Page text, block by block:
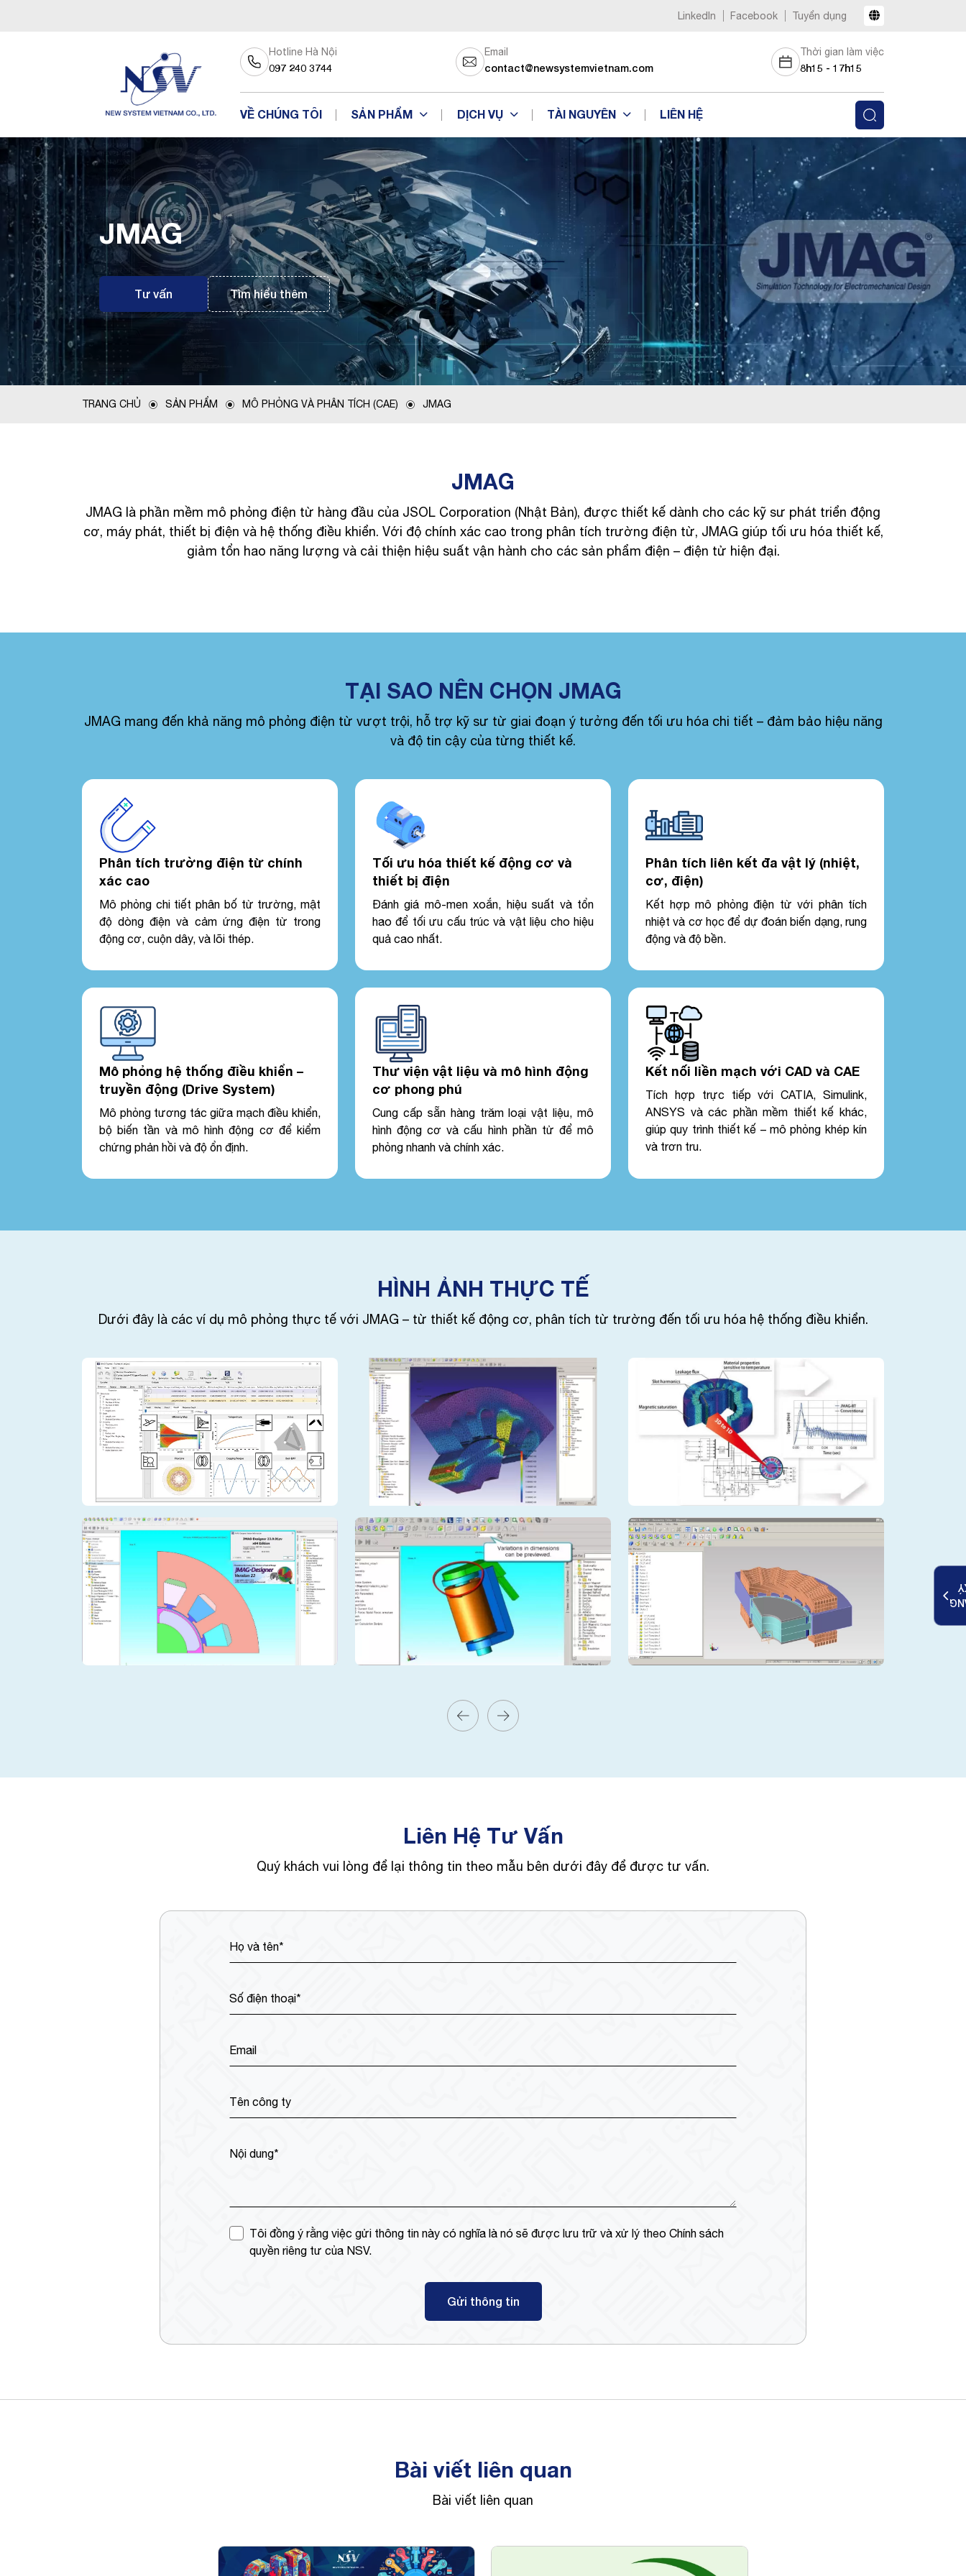
LinkedIn Facebook Tuyển dụng
Hotline Hà Nội
097 240 3744
Email
contact@newsystemvietnam.com
Thời gian làm việc
8h15 - 17h15
VỀ CHÚNG TÔI SẢN PHẨM DỊCH VỤ TÀI NGUYÊN LIÊN HỆ
JMAG
Tư vấn Tìm hiểu thêm
TRANG CHỦ SẢN PHẨM MÔ PHỎNG VÀ PHÂN TÍCH (CAE) JMAG
JMAG
JMAG là phần mềm mô phỏng điện từ hàng đầu của JSOL Corporation (Nhật Bản), được thiết kế dành cho các kỹ sư phát triển động
cơ, máy phát, thiết bị điện và hệ thống điều khiển. Với độ chính xác cao trong phân tích trường điện từ, JMAG giúp tối ưu hóa thiết kế,
giảm tổn hao năng lượng và cải thiện hiệu suất vận hành cho các sản phẩm điện – điện tử hiện đại.
TẠI SAO NÊN CHỌN JMAG
JMAG mang đến khả năng mô phỏng điện từ vượt trội, hỗ trợ kỹ sư từ giai đoạn ý tưởng đến tối ưu hóa chi tiết – đảm bảo hiệu năng
và độ tin cậy của từng thiết kế.
Phân tích trường điện từ chính
xác cao
Mô phỏng chi tiết phân bố từ trường, mật
độ dòng điện và cảm ứng điện từ trong
động cơ, cuộn dây, và lõi thép.
Tối ưu hóa thiết kế động cơ và
thiết bị điện
Đánh giá mô-men xoắn, hiệu suất và tổn
hao để tối ưu cấu trúc và vật liệu cho hiệu
quả cao nhất.
Phân tích liên kết đa vật lý (nhiệt,
cơ, điện)
Kết hợp mô phỏng điện từ với phân tích
nhiệt và cơ học để dự đoán biến dạng, rung
động và độ bền.
Mô phỏng hệ thống điều khiển –
truyền động (Drive System)
Mô phỏng tương tác giữa mạch điều khiển,
bộ biến tần và mô hình động cơ để kiểm
chứng phản hồi và độ ổn định.
Thư viện vật liệu và mô hình động
cơ phong phú
Cung cấp sẵn hàng trăm loại vật liệu, mô
hình động cơ và cấu hình phần tử để mô
phỏng nhanh và chính xác.
Kết nối liền mạch với CAD và CAE
Tích hợp trực tiếp với CATIA, Simulink,
ANSYS và các phần mềm thiết kế khác,
giúp quy trình thiết kế – mô phỏng khép kín
và trơn tru.
HÌNH ẢNH THỰC TẾ
Dưới đây là các ví dụ mô phỏng thực tế với JMAG – từ thiết kế động cơ, phân tích từ trường đến tối ưu hóa hệ thống điều khiển.
Liên Hệ Tư Vấn
Quý khách vui lòng để lại thông tin theo mẫu bên dưới đây để được tư vấn.
Họ và tên*
Số điện thoại*
Email
Tên công ty
Nội dung*
Tôi đồng ý rằng việc gửi thông tin này có nghĩa là nó sẽ được lưu trữ và xử lý theo Chính sách
quyền riêng tư của NSV.
Gửi thông tin
Bài viết liên quan
Bài viết liên quan